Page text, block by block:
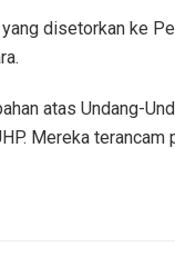
disetorkan ke
atas Undang-
Mereka terancam